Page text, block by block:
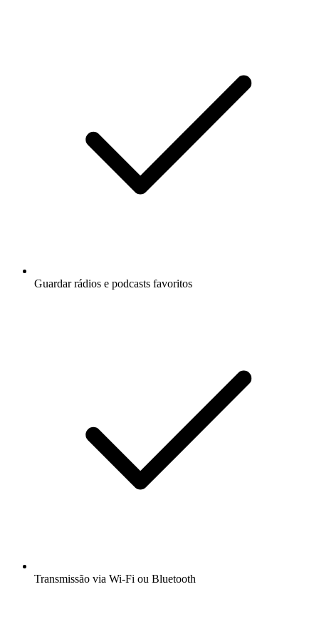
Guardar rádios e podcasts favoritos
Transmissão via Wi-Fi ou Bluetooth